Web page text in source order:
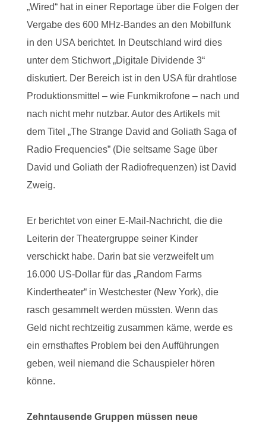
„Wired“ hat in einer Reportage über die Folgen der
Vergabe des 600 MHz-Bandes an den Mobilfunk
in den USA berichtet. In Deutschland wird dies
unter dem Stichwort „Digitale Dividende 3“
diskutiert. Der Bereich ist in den USA für drahtlose
Produktionsmittel – wie Funkmikrofone – nach und
nach nicht mehr nutzbar. Autor des Artikels mit
dem Titel „The Strange David and Goliath Saga of
Radio Frequencies” (Die seltsame Sage über
David und Goliath der Radiofrequenzen) ist David
Zweig.
Er berichtet von einer E-Mail-Nachricht, die die
Leiterin der Theatergruppe seiner Kinder
verschickt habe. Darin bat sie verzweifelt um
16.000 US-Dollar für das „Random Farms
Kindertheater“ in Westchester (New York), die
rasch gesammelt werden müssten. Wenn das
Geld nicht rechtzeitig zusammen käme, werde es
ein ernsthaftes Problem bei den Aufführungen
geben, weil niemand die Schauspieler hören
könne.
Zehntausende Gruppen müssen neue